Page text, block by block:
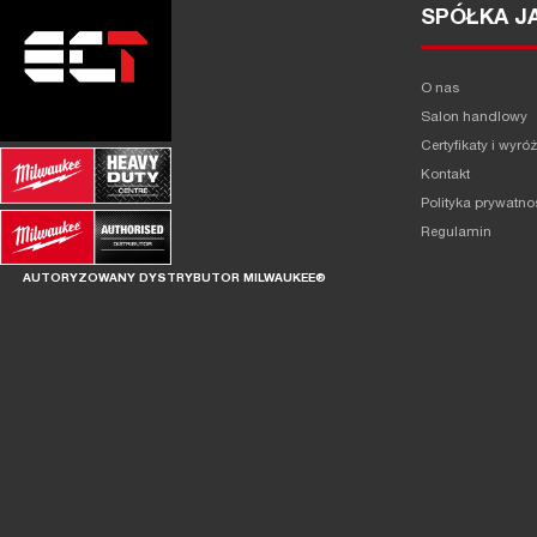
AUTORYZOWANY DYSTRYBUTOR MILWAUKEE®
SPÓŁKA
O nas
Salon handlowy
Certyfikaty i
Kontakt
Polityka
Regulamin